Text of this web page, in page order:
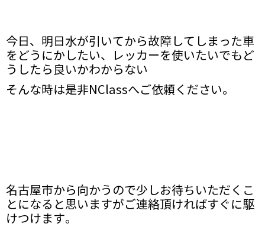
今日、明日水が引いてから故障してしまった車
をどうにかしたい、レッカーを使いたいでもど
うしたら良いかわからない
そんな時は是非NClassへご依頼ください。
名古屋市から向かうので少しお待ちいただくこ
とになると思いますがご連絡頂ければすぐに駆
けつけます。